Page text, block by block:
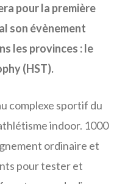
pour la première
son évènement
les provinces : le
(HST).
complexe sportif du
indoor. 1000
ordinaire et
pour tester et